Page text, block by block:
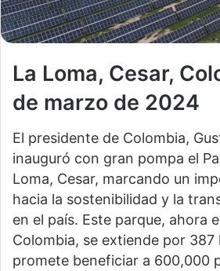
La Loma, Cesar,
de marzo de 2024
El presidente de Colombia,
inauguró con gran pompa el
Loma, Cesar, marcando un
hacia la sostenibilidad y la
en el país. Este parque, ahora
Colombia, se extiende por 387
promete beneficiar a 600,000